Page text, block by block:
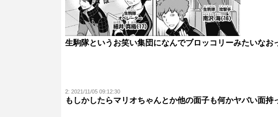
生駒隊というお笑い集団になんでブロッコリーみたいな
2: 2021/11/05 09:12:30
もしかしたらマリオちゃんとか他の面子も何かヤバい面持